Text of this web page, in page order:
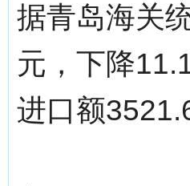
据青岛海关
元，下降
进口额